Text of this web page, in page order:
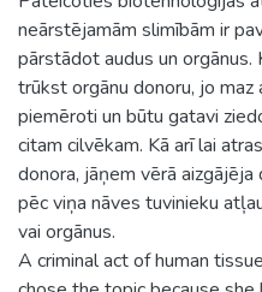
neārstējamām slimībām ir
pārstādot audus un
trūkst orgānu donoru, jo
piemēroti un būtu gatavi
citam cilvēkam. Kā arī lai
donora, jāņem vērā
pēc viņa nāves tuvinieku
vai orgānus.
A criminal act of human